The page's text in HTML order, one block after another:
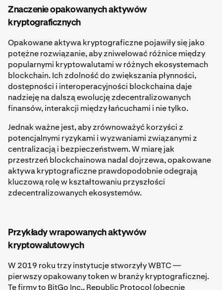
Znaczenie opakowanych aktywów
kryptograficznych
Opakowane aktywa kryptograficzne pojawiły się jako
potężne rozwiązanie, aby zniwelować różnice między
popularnymi kryptowalutami w różnych ekosystemach
blockchain. Ich zdolność do zwiększania płynności,
dostępności i interoperacyjności blockchaina daje
nadzieję na dalszą ewolucję zdecentralizowanych
finansów, interakcji między łańcuchami i nie tylko.
Jednak ważne jest, aby zrównoważyć korzyści z
potencjalnymi ryzykami i wyzwaniami związanymi z
centralizacją i bezpieczeństwem. W miarę jak
przestrzeń blockchainowa nadal dojrzewa, opakowane
aktywa kryptograficzne prawdopodobnie odegrają
kluczową rolę w kształtowaniu przyszłości
zdecentralizowanych ekosystemów.
Przykłady wrapowanych aktywów
kryptowalutowych
W 2019 roku trzy instytucje stworzyły WBTC —
pierwszy opakowany token w branży kryptograficznej.
Te firmy to BitGo Inc., Republic Protocol (obecnie